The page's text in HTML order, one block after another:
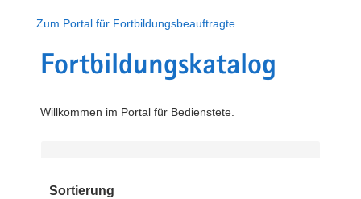
Zum Portal für Fortbildungsbeauftragte
Fortbildungskatalog
Willkommen im Portal für Bedienstete.
Sortierung